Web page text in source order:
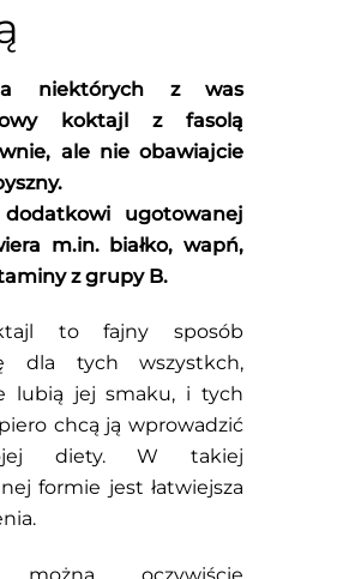
niektórych z was
koktajl z fasolą
ale nie obawiajcie
ugotowanej
m.in. białko, wapń,
z grupy B.
to fajny sposób
dla tych wszystkch,
lubią jej smaku, i tych
chcą ją wprowadzić
diety. W takiej
formie jest łatwiejsza